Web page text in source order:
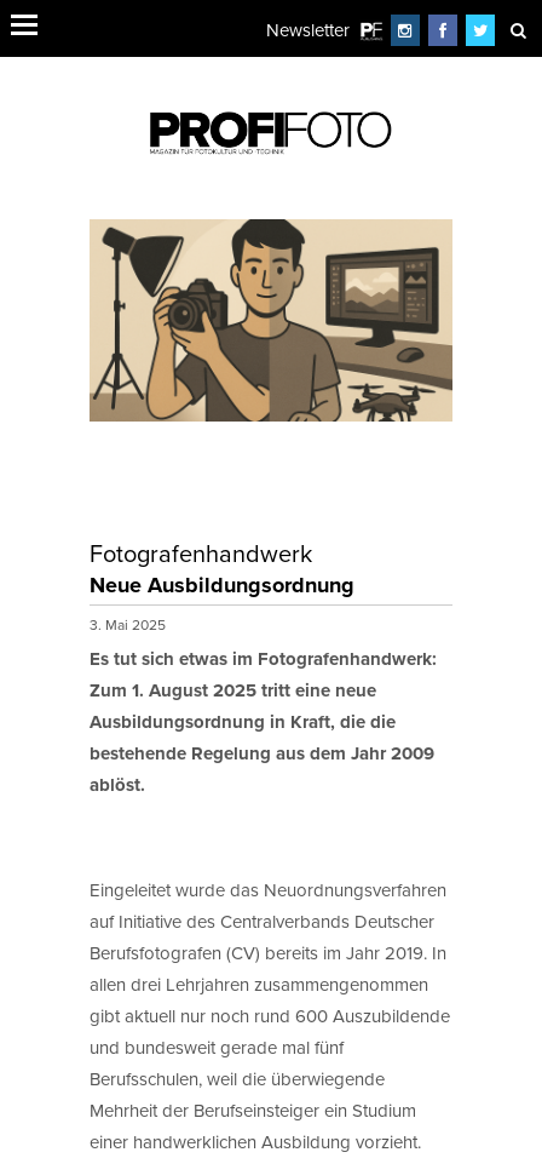
Newsletter
Fotografenhandwerk
Neue Ausbildungsordnung
3. Mai 2025
Es tut sich etwas im Fotografenhandwerk:
Zum 1. August 2025 tritt eine neue
Ausbildungsordnung in Kraft, die die
bestehende Regelung aus dem Jahr 2009
ablöst.
Eingeleitet wurde das Neuordnungsverfahren
auf Initiative des Centralverbands Deutscher
Berufsfotografen (CV) bereits im Jahr 2019. In
allen drei Lehrjahren zusammengenommen
gibt aktuell nur noch rund 600 Auszubildende
und bundesweit gerade mal fünf
Berufsschulen, weil die überwiegende
Mehrheit der Berufseinsteiger ein Studium
einer handwerklichen Ausbildung vorzieht.